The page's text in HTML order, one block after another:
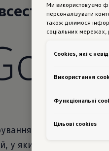
в жвавому
у яких водій волів би
Ми використовуємо
персоналізувати
також ділимося
соціальних мережах,
Сookies, які є
Використання
Функціональні
Цільові сookies